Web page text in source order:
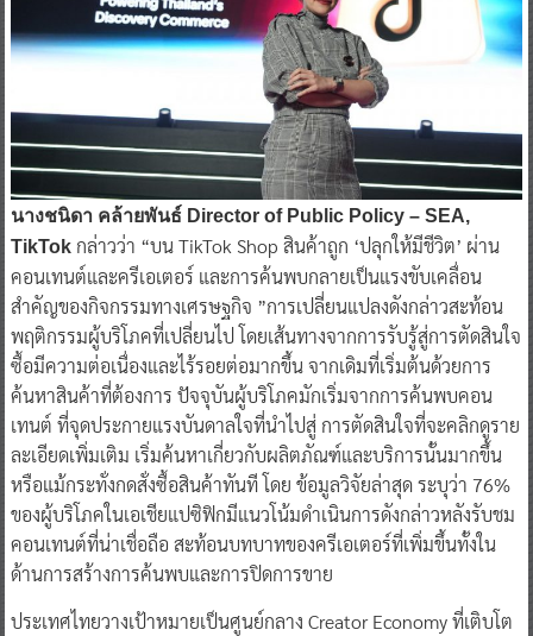
นางชนิดา คล้ายพันธ์ Director of Public Policy – SEA,
TikTokกล่าวว่า “บน TikTok Shop สินค้าถูก ‘ปลุกให้มีชีวิต’ ผ่าน
คอนเทนต์และครีเอเตอร์ และการค้นพบกลายเป็นแรงขับเคลื่อน
สำคัญของกิจกรรมทางเศรษฐกิจ ”การเปลี่ยนแปลงดังกล่าวสะท้อน
พฤติกรรมผู้บริโภคที่เปลี่ยนไป โดยเส้นทางจากการรับรู้สู่การตัดสินใจ
ซื้อมีความต่อเนื่องและไร้รอยต่อมากขึ้น จากเดิมที่เริ่มต้นด้วยการ
ค้นหาสินค้าที่ต้องการ ปัจจุบันผู้บริโภคมักเริ่มจากการค้นพบคอน
เทนต์ ที่จุดประกายแรงบันดาลใจที่นำไปสู่ การตัดสินใจที่จะคลิกดูราย
ละเอียดเพิ่มเติม เริ่มค้นหาเกี่ยวกับผลิตภัณฑ์และบริการนั้นมากขึ้น
หรือแม้กระทั่งกดสั่งซื้อสินค้าทันที โดย ข้อมูลวิจัยล่าสุด ระบุว่า 76%
ของผู้บริโภคในเอเชียแปซิฟิกมีแนวโน้มดำเนินการดังกล่าวหลังรับชม
คอนเทนต์ที่น่าเชื่อถือ สะท้อนบทบาทของครีเอเตอร์ที่เพิ่มขึ้นทั้งใน
ด้านการสร้างการค้นพบและการปิดการขาย
ประเทศไทยวางเป้าหมายเป็นศูนย์กลาง Creator Economy ที่เติบโต